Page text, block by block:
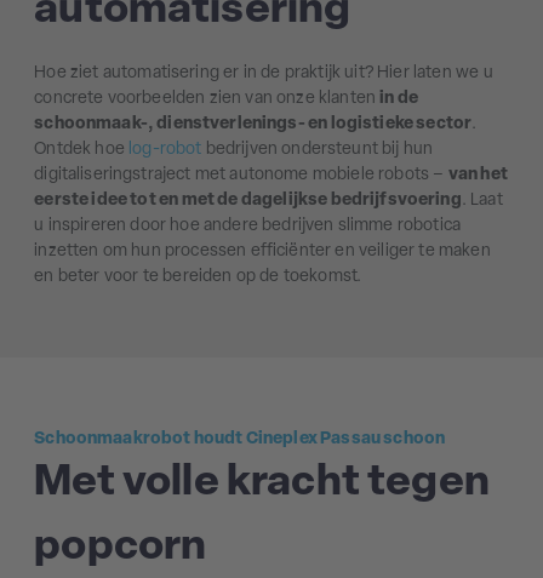
automatisering
Hoe ziet automatisering er in de praktijk uit? Hier laten we u
concrete voorbeelden zien van onze klanten in de
schoonmaak-, dienstverlenings- en logistieke sector.
Ontdek hoe log-robot bedrijven ondersteunt bij hun
digitaliseringstraject met autonome mobiele robots – van het
eerste idee tot en met de dagelijkse bedrijfsvoering. Laat
u inspireren door hoe andere bedrijven slimme robotica
inzetten om hun processen efficiënter en veiliger te maken
en beter voor te bereiden op de toekomst.
Schoonmaakrobot houdt Cineplex Passau schoon
Met volle kracht tegen
popcorn